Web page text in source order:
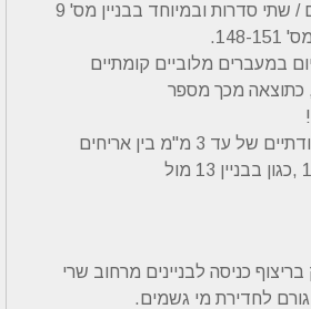
5.6.ריצופים משני גוונים / שתי סדרות ובמיוחד בבניין מס' 9
במעברים מלוביים קומתיים
7.6.הפרשי מפלסים נקודתיים של עד 3 מ"מ בין אריחים
בריצוף כניסה לבניינים מרחוב שרי
לחדירת מי גשמים.